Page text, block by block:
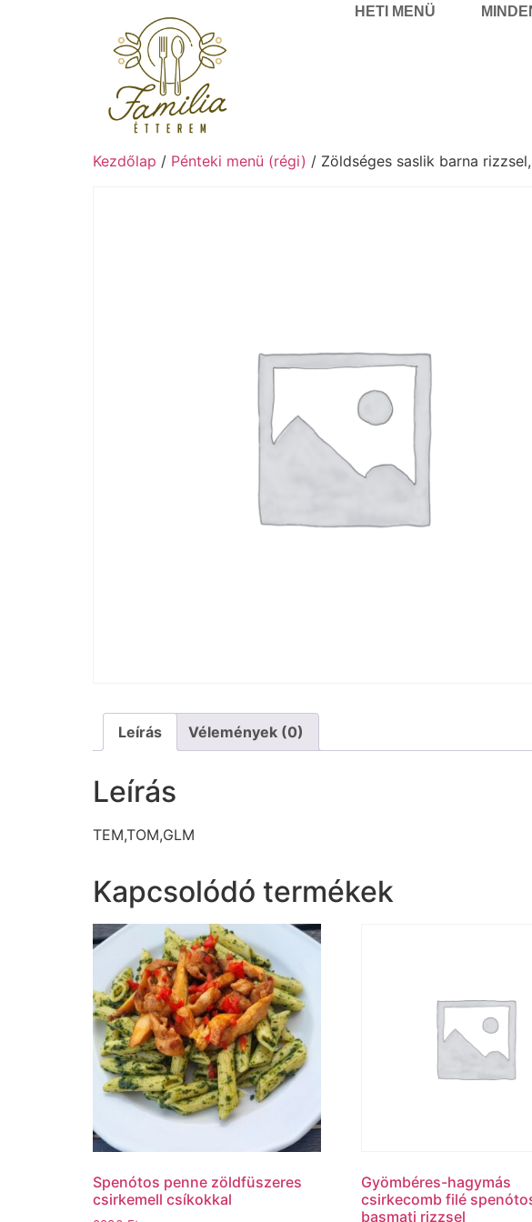
HETI MENÜ
Kezdőlap / Pénteki menü (régi) / Zöldséges saslik barna
Leírás Vélemények (0)
Leírás
TEM,TOM,GLM
Kapcsolódó termékek
Spenótos penne zöldfüszeres
csirkemell csíkokkal
Gyömbéres-hagymás
csirkecomb filé
basmati rizzsel